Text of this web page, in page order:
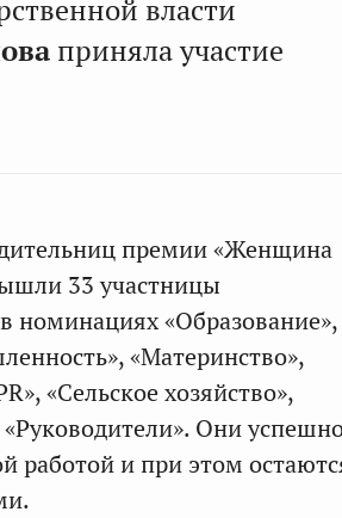
власти
приняла участие
премии «Женщина
33 участницы
номинациях «Образование»,
«Материнство»,
«Сельское хозяйство»,
«Руководители». Они
работой и при этом